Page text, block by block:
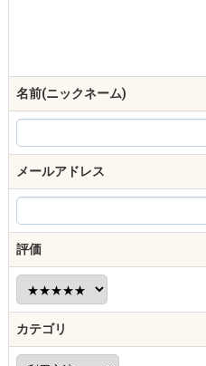
名前(ニックネーム)
メールアドレス
評価
カテゴリ